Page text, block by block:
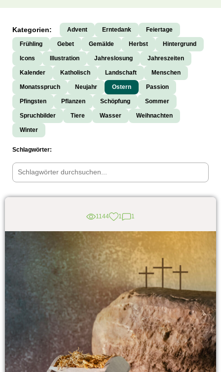
Kategorien: Advent Erntedank Feiertage
Frühling Gebet Gemälde Herbst Hintergrund
Icons Illustration Jahreslosung Jahreszeiten
Kalender Katholisch Landschaft Menschen
Monatsspruch Neujahr Ostern Passion
Pfingsten Pflanzen Schöpfung Sommer
Spruchbilder Tiere Wasser Weihnachten
Winter
Schlagwörter:
1144 1 1